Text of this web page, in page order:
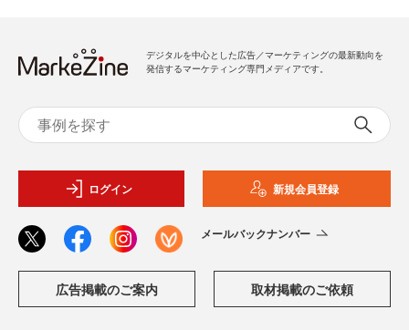
デジタルを中心とした広告／マーケティングの最新動向を
発信するマーケティング専門メディアです。
ログイン 新規会員登録
メールバックナンバー
広告掲載のご案内 取材掲載のご依頼